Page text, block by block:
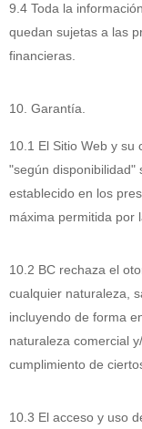
9.4 Toda la
quedan sujetas a las
financieras.
10. Garantía.
10.1 El Sitio Web y su
"según disponibilidad"
establecido en los
máxima permitida por
10.2 BC rechaza el
cualquier naturaleza,
incluyendo de forma
naturaleza comercial
cumplimiento de
10.3 El acceso y uso